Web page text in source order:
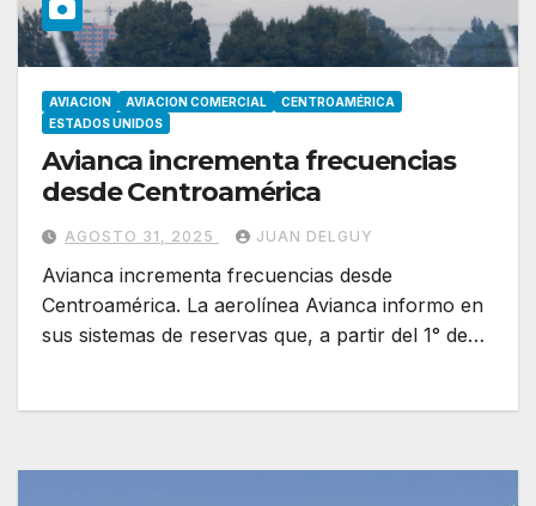
AVIACION AVIACION COMERCIAL
CENTROAMÉRICA
ESTADOS UNIDOS
Avianca incrementa frecuencias
desde Centroamérica
AGOSTO 31, 2025 JUAN DELGUY
Avianca incrementa frecuencias desde
Centroamérica. La aerolínea Avianca informo en
sus sistemas de reservas que, a partir del 1° de…